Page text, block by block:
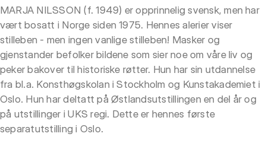
MARJA NILSSON (f. 1949) er opprinnelig svensk, men har
vært bosatt i Norge siden 1975. Hennes alerier viser
stilleben - men ingen vanlige stilleben! Masker og
gjenstander befolker bildene som sier noe om våre liv og
peker bakover til historiske røtter. Hun har sin utdannelse
fra bl.a. Konsthøgskolan i Stockholm og Kunstakademiet i
Oslo. Hun har deltatt på Østlandsutstillingen en del år og
på utstillinger i UKS regi. Dette er hennes første
separatutstilling i Oslo.